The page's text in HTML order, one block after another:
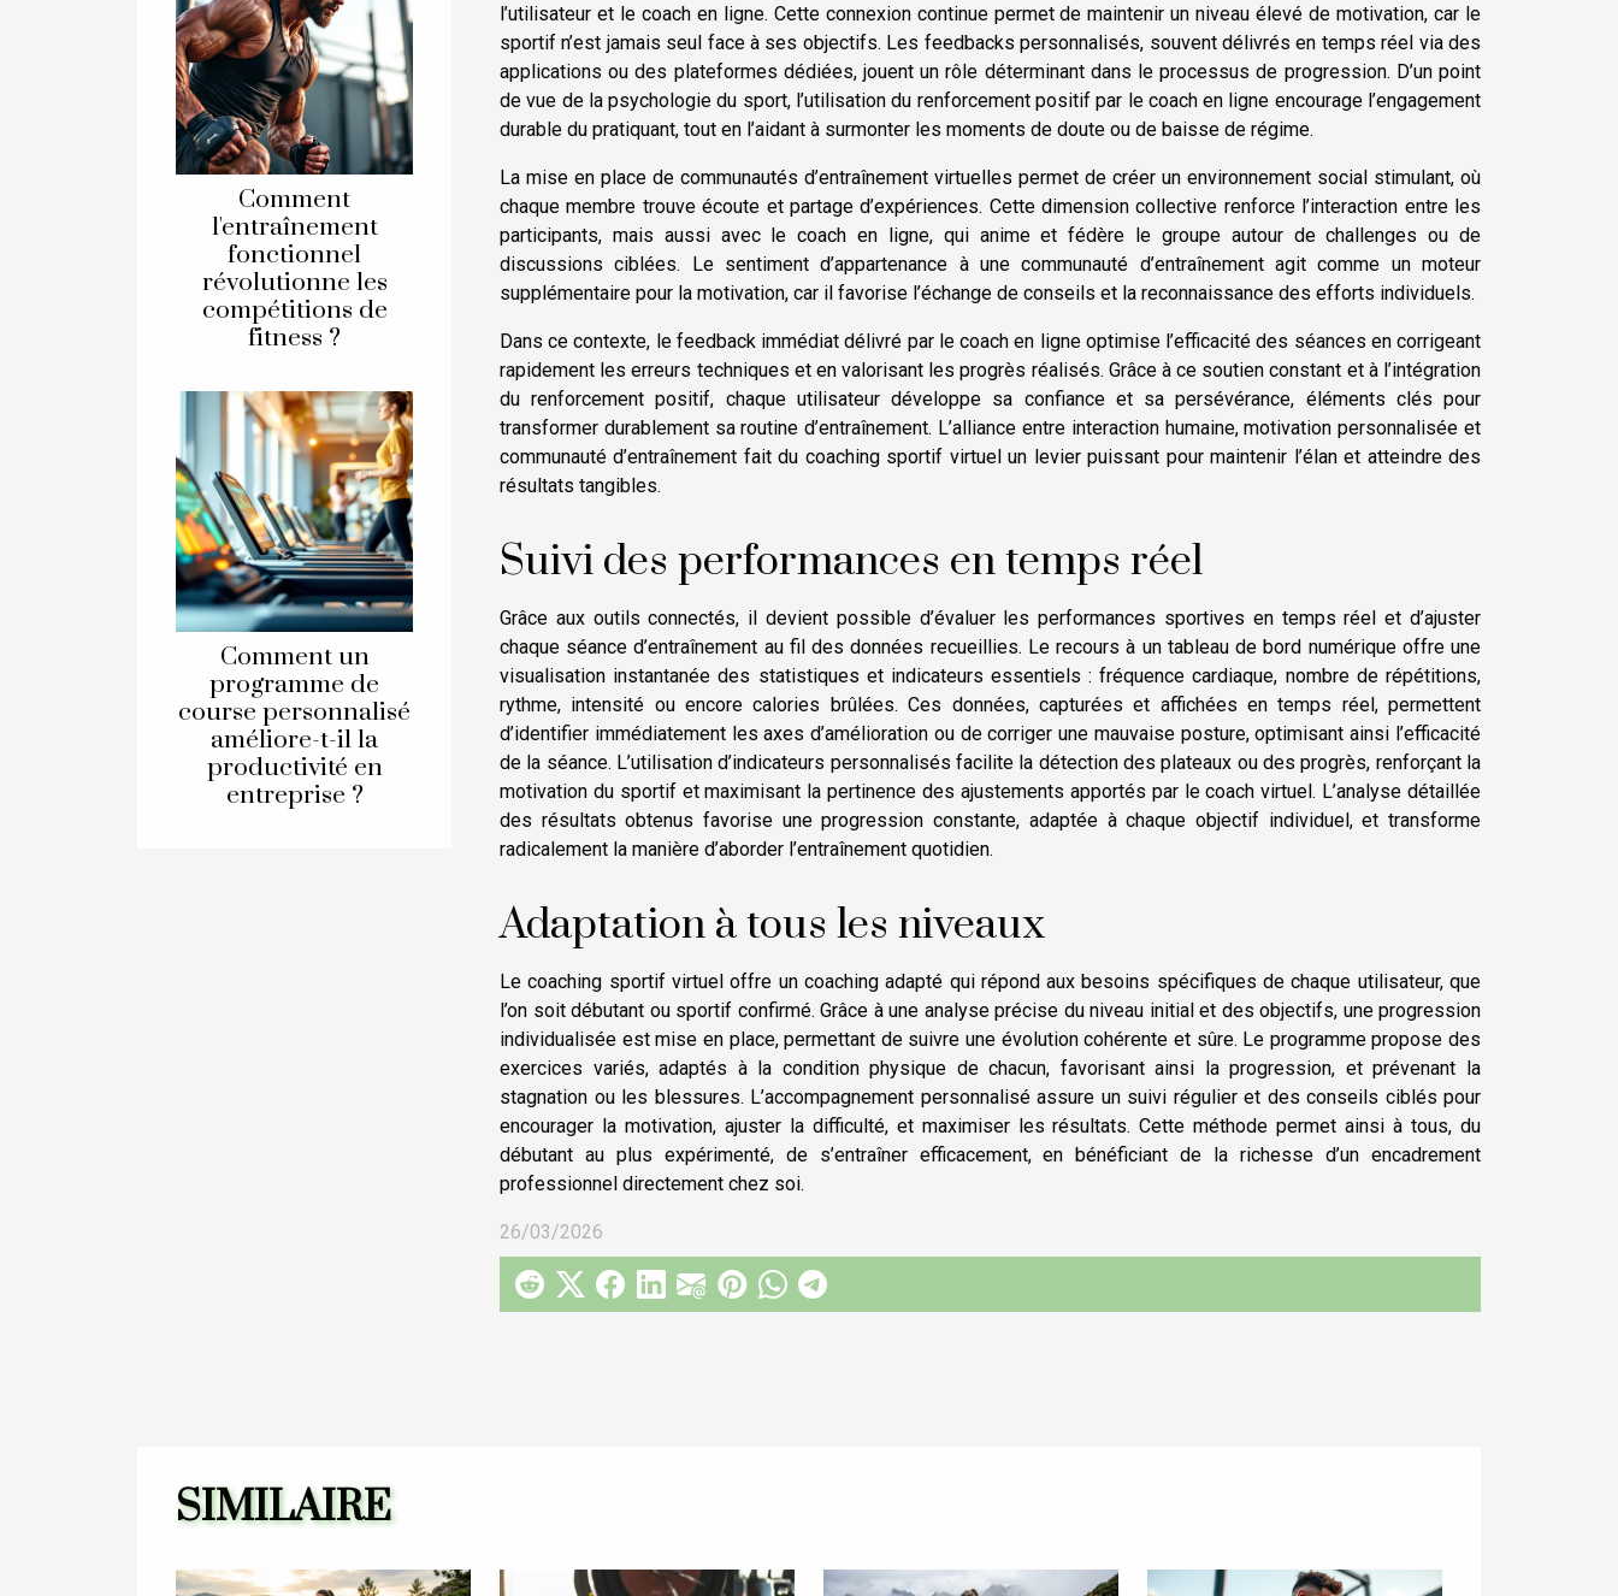
Comment
l'entraînement
fonctionnel
révolutionne les
compétitions de
fitness ?
Comment un
programme de
course personnalisé
améliore-t-il la
productivité en
entreprise ?
l’utilisateur et le coach en ligne. Cette connexion continue permet de maintenir un niveau élevé de motivation, car le
sportif n’est jamais seul face à ses objectifs. Les feedbacks personnalisés, souvent délivrés en temps réel via des
applications ou des plateformes dédiées, jouent un rôle déterminant dans le processus de progression. D’un point
de vue de la psychologie du sport, l’utilisation du renforcement positif par le coach en ligne encourage l’engagement
durable du pratiquant, tout en l’aidant à surmonter les moments de doute ou de baisse de régime.
La mise en place de communautés d’entraînement virtuelles permet de créer un environnement social stimulant, où
chaque membre trouve écoute et partage d’expériences. Cette dimension collective renforce l’interaction entre les
participants, mais aussi avec le coach en ligne, qui anime et fédère le groupe autour de challenges ou de
discussions ciblées. Le sentiment d’appartenance à une communauté d’entraînement agit comme un moteur
supplémentaire pour la motivation, car il favorise l’échange de conseils et la reconnaissance des efforts individuels.
Dans ce contexte, le feedback immédiat délivré par le coach en ligne optimise l’efficacité des séances en corrigeant
rapidement les erreurs techniques et en valorisant les progrès réalisés. Grâce à ce soutien constant et à l’intégration
du renforcement positif, chaque utilisateur développe sa confiance et sa persévérance, éléments clés pour
transformer durablement sa routine d’entraînement. L’alliance entre interaction humaine, motivation personnalisée et
communauté d’entraînement fait du coaching sportif virtuel un levier puissant pour maintenir l’élan et atteindre des
résultats tangibles.
Suivi des performances en temps réel
Grâce aux outils connectés, il devient possible d’évaluer les performances sportives en temps réel et d’ajuster
chaque séance d’entraînement au fil des données recueillies. Le recours à un tableau de bord numérique offre une
visualisation instantanée des statistiques et indicateurs essentiels : fréquence cardiaque, nombre de répétitions,
rythme, intensité ou encore calories brûlées. Ces données, capturées et affichées en temps réel, permettent
d’identifier immédiatement les axes d’amélioration ou de corriger une mauvaise posture, optimisant ainsi l’efficacité
de la séance. L’utilisation d’indicateurs personnalisés facilite la détection des plateaux ou des progrès, renforçant la
motivation du sportif et maximisant la pertinence des ajustements apportés par le coach virtuel. L’analyse détaillée
des résultats obtenus favorise une progression constante, adaptée à chaque objectif individuel, et transforme
radicalement la manière d’aborder l’entraînement quotidien.
Adaptation à tous les niveaux
Le coaching sportif virtuel offre un coaching adapté qui répond aux besoins spécifiques de chaque utilisateur, que
l’on soit débutant ou sportif confirmé. Grâce à une analyse précise du niveau initial et des objectifs, une progression
individualisée est mise en place, permettant de suivre une évolution cohérente et sûre. Le programme propose des
exercices variés, adaptés à la condition physique de chacun, favorisant ainsi la progression, et prévenant la
stagnation ou les blessures. L’accompagnement personnalisé assure un suivi régulier et des conseils ciblés pour
encourager la motivation, ajuster la difficulté, et maximiser les résultats. Cette méthode permet ainsi à tous, du
débutant au plus expérimenté, de s’entraîner efficacement, en bénéficiant de la richesse d’un encadrement
professionnel directement chez soi.
26/03/2026
SIMILAIRE